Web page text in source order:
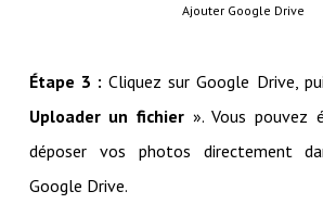
Ajouter Google Drive
Étape 3 : Cliquez sur Google Drive,
Uploader un fichier ». Vous pouvez
déposer vos photos directement
Google Drive.